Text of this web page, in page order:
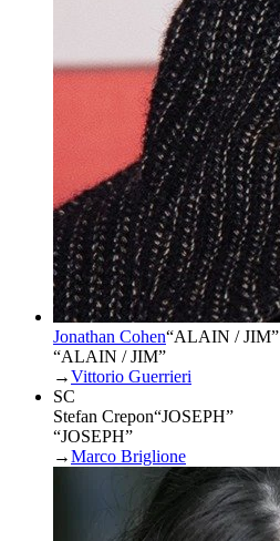
Jonathan Cohen“ALAIN / JIM”
“ALAIN / JIM”
→Vittorio Guerrieri
SC
Stefan Crepon“JOSEPH”
“JOSEPH”
→Marco Briglione